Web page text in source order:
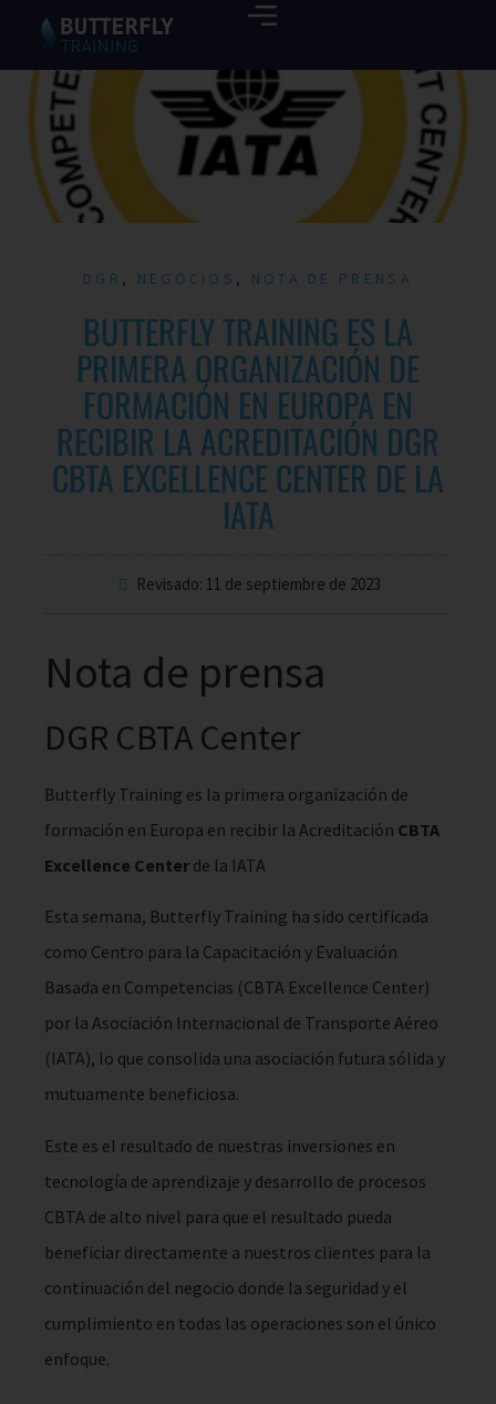
DGR , NEGOCIOS , NOTA DE PRENSA
BUTTERFLY TRAINING ES LA
PRIMERA ORGANIZACIÓN DE
FORMACIÓN EN EUROPA EN
RECIBIR LA ACREDITACIÓN DGR
CBTA EXCELLENCE CENTER DE LA
IATA
Revisado: 11 de septiembre de 2023
Nota de prensa
DGR CBTA Center
Butterfly Training es la primera organización de
formación en Europa en recibir la Acreditación CBTA
Excellence Center de la IATA
Esta semana, Butterfly Training ha sido certificada
como Centro para la Capacitación y Evaluación
Basada en Competencias (CBTA Excellence Center)
por la Asociación Internacional de Transporte Aéreo
(IATA), lo que consolida una asociación futura sólida y
mutuamente beneficiosa.
Este es el resultado de nuestras inversiones en
tecnología de aprendizaje y desarrollo de procesos
CBTA de alto nivel para que el resultado pueda
beneficiar directamente a nuestros clientes para la
continuación del negocio donde la seguridad y el
cumplimiento en todas las operaciones son el único
enfoque.